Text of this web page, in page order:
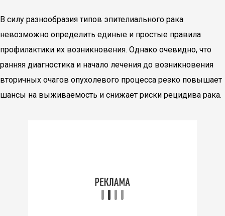
В силу разнообразия типов эпителиального рака
невозможно определить единые и простые правила
профилактики их возникновения. Однако очевидно, что
ранняя диагностика и начало лечения до возникновения
вторичных очагов опухолевого процесса резко повышает
шансы на выживаемость и снижает риски рецидива рака.